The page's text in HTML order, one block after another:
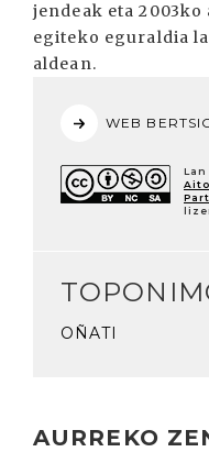
jendeak eta
egiteko eguraldia
aldean.
WEB
OÑATI
AURREKO